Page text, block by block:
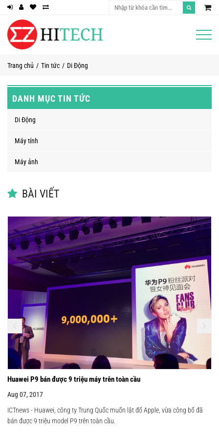
Trang chủ Tin tức Di Động
DANH MỤC TIN TỨC
Di Động
Máy tính
Máy ảnh
BÀI VIẾT
Huawei P9 bán được 9 triệu máy trên toàn cầu
Aug 07, 2017
ICTnews - Huawei, công ty Trung Quốc muốn lật đổ Apple, vừa công bố đã
bán được 9 triệu model P9 trên toàn cầu.